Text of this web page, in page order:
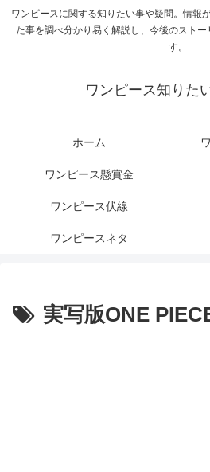
ワンピースに関する知りたい事や疑問。情報
た事を調べ分かり易く解説し、今後のスト
す。
ワンピース知りた
ホーム
ワンピース懸賞金
ワンピース伏線
ワンピースネタ
実写版ONE